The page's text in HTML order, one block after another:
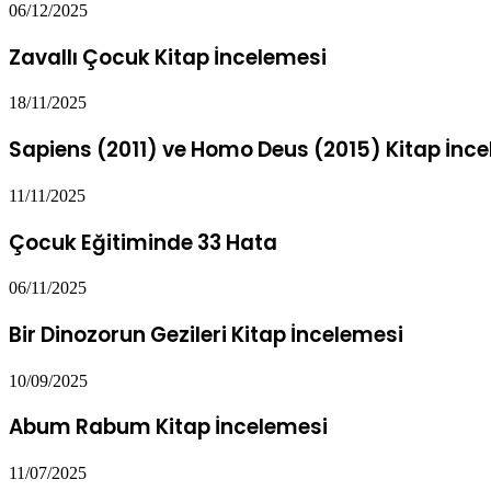
06/12/2025
Zavallı Çocuk Kitap İncelemesi
18/11/2025
Sapiens (2011) ve Homo Deus (2015) Kitap
11/11/2025
Çocuk Eğitiminde 33 Hata
06/11/2025
Bir Dinozorun Gezileri Kitap İncelemesi
10/09/2025
Abum Rabum Kitap İncelemesi
11/07/2025